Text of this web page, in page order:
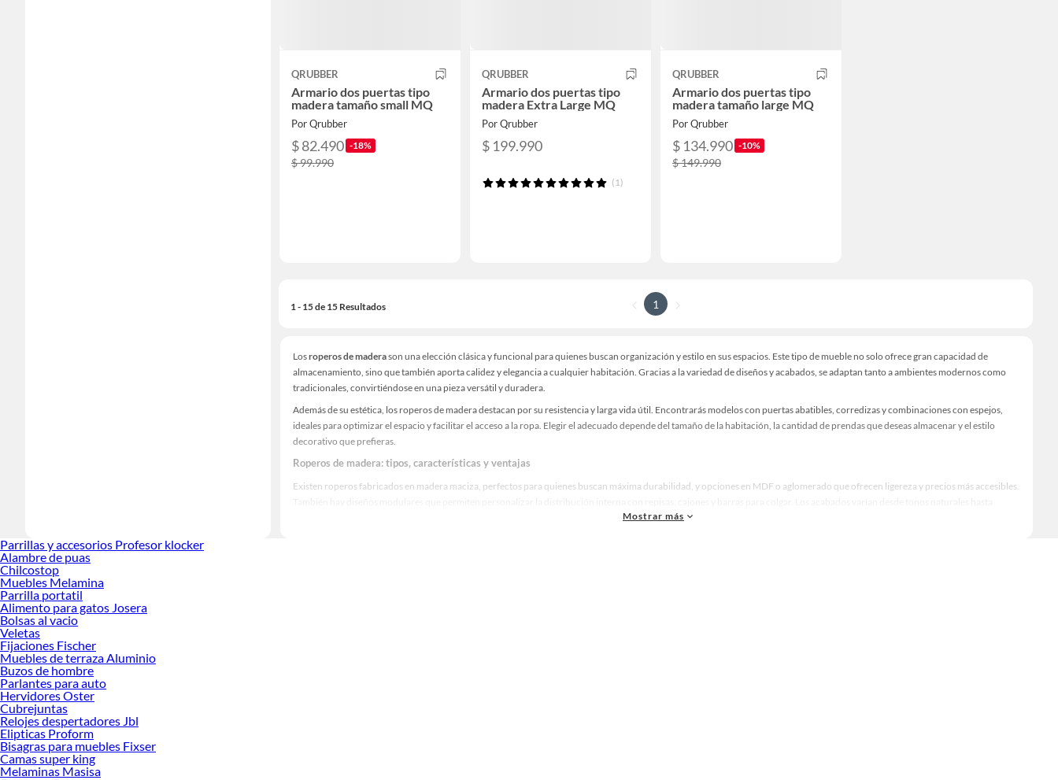
QRUBBER
Armario dos puertas tipo
madera tamaño small MQ
Por Qrubber
$ 82.490 -18%
$ 99.990
QRUBBER
Armario dos puertas tipo
madera Extra Large MQ
Por Qrubber
$ 199.990
(1)
QRUBBER
Armario dos puertas tipo
madera tamaño large MQ
Por Qrubber
$ 134.990 -10%
$ 149.990
1 - 15 de 15 Resultados 1
Losroperos de maderason una elección clásica y funcional para quienes buscan organización y estilo en sus espacios. Este tipo de mueble no solo ofrece gran capacidad de
almacenamiento, sino que también aporta calidez y elegancia a cualquier habitación. Gracias a la variedad de diseños y acabados, se adaptan tanto a ambientes modernos como
tradicionales, convirtiéndose en una pieza versátil y duradera.
Además de su estética, los roperos de madera destacan por su resistencia y larga vida útil. Encontrarás modelos con puertas abatibles, corredizas y combinaciones con espejos,
ideales para optimizar el espacio y facilitar el acceso a la ropa. Elegir el adecuado depende del tamaño de la habitación, la cantidad de prendas que deseas almacenar y el estilo
decorativo que prefieras.
Roperos de madera: tipos, características y ventajas
Existen roperos fabricados en madera maciza, perfectos para quienes buscan máxima durabilidad, y opciones en MDF o aglomerado que ofrecen ligereza y precios más accesibles.
También hay diseños modulares que permiten personalizar la distribución interna con repisas, cajones y barras para colgar. Los acabados varían desde tonos naturales hasta
Mostrar más
Parrillas y accesorios Profesor klocker
Alambre de puas
Chilcostop
Muebles Melamina
Parrilla portatil
Alimento para gatos Josera
Bolsas al vacio
Veletas
Fijaciones Fischer
Muebles de terraza Aluminio
Buzos de hombre
Parlantes para auto
Hervidores Oster
Cubrejuntas
Relojes despertadores Jbl
Elipticas Proform
Bisagras para muebles Fixser
Camas super king
Melaminas Masisa